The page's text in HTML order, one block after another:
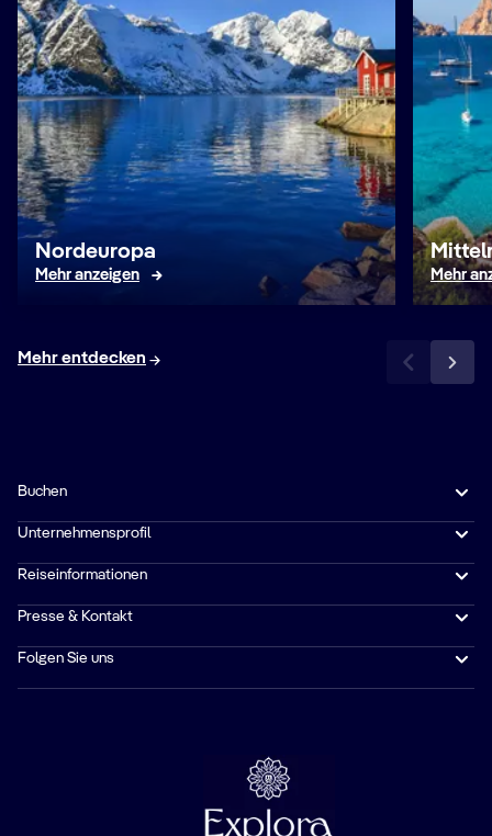
Nordeuropa
Mehr anzeigen Mehr
Mehr entdecken
Buchen
Unternehmensprofil
Reiseinformationen
Presse & Kontakt
Folgen Sie uns